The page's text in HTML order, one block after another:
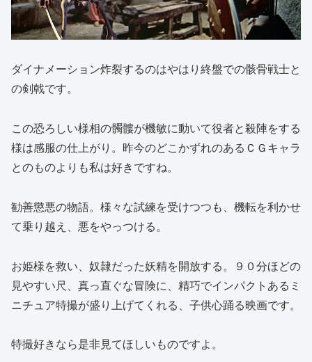
ダイナメーション炸裂するのはやはり終盤での骸骨戦士と
の剣戟です。
この恐ろしい様相の髑髏が機敏に動いて役者と殺陣をする
様は感服の仕上がり。昨今のどこかずれのあるＣＧキャラ
とのものよりも私は好きですね。
勧善懲悪の物語。様々な試練を受けつつも、機転を利かせ
て乗り越え、悪をやっつける。
お姫様を救い、奴隷だった妖精を開放する。９０分ほどの
見やすい尺、真っ直ぐな冒険に、精巧でインパクトあるミ
ニチュア特撮が盛り上げてくれる、子供心踊る映画です。
特撮好きなら是非見てほしいものですよ。